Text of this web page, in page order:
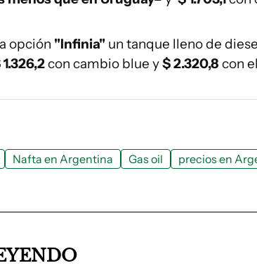
opción "Infinia" un tanque lleno de
1.326,2con cambio blue y$ 2.320,8 con
Nafta en Argentina Gas oil precios en